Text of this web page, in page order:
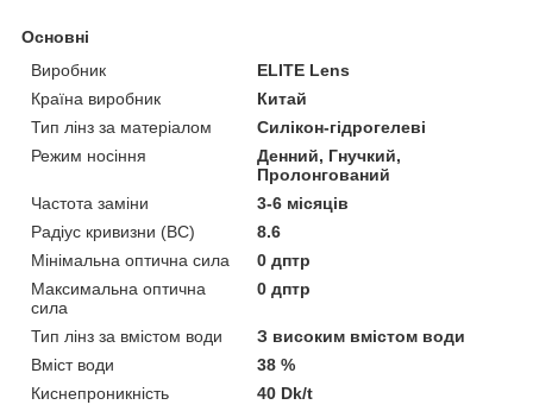
Основні
Виробник
ELITE Lens
Країна виробник
Китай
Тип лінз за матеріалом
Силікон-гідрогелеві
Режим носіння
Денний, Гнучкий,
Пролонгований
Частота заміни
3-6 місяців
Радіус кривизни (BC)
8.6
Мінімальна оптична сила
0 дптр
Максимальна оптична
сила
0 дптр
Тип лінз за вмістом води
З високим вмістом води
Вміст води
38 %
Киснепроникність
40 Dk/t